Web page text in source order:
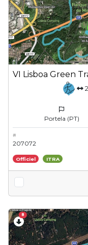
VI Lisboa Green
Portela (PT)
#
207072
Officiel ITRA
8